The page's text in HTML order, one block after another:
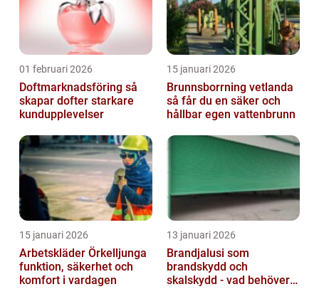
01 februari 2026
Doftmarknadsföring så
skapar dofter starkare
kundupplevelser
15 januari 2026
Brunnsborrning vetlanda
så får du en säker och
hållbar egen vattenbrunn
15 januari 2026
Arbetskläder Örkelljunga
funktion, säkerhet och
komfort i vardagen
13 januari 2026
Brandjalusi som
brandskydd och
skalskydd - vad behöver